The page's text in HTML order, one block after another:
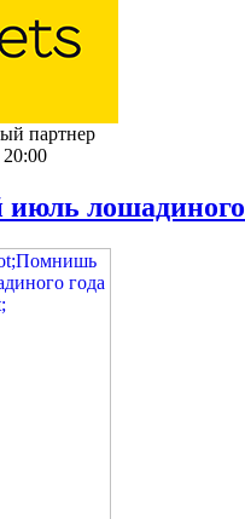
партнер
лошадиного